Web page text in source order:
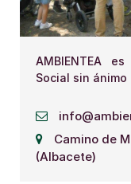
AMBIENTEA
Social sin
Camino de
(Albacete)